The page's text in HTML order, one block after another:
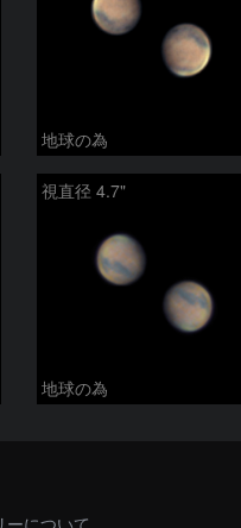
地球の為
視直径 4.7"
地球の為
ーについて